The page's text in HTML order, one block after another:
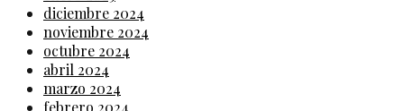
diciembre 2024
noviembre 2024
octubre 2024
abril 2024
marzo 2024
febrero 2024